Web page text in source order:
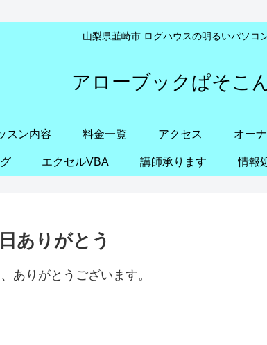
山梨県韮崎市 ログハウスの明るいパソ
アローブックぱそこ
スン内容 料金一覧 アクセス オー
エクセルVBA 講師承ります 情報
ありがとう
ありがとうございます。